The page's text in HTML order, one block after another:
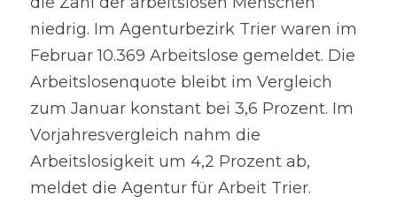
niedrig. Im Agenturbezirk Trier waren im
Februar 10.369 Arbeitslose gemeldet. Die
Arbeitslosenquote bleibt im Vergleich
zum Januar konstant bei 3,6 Prozent. Im
Vorjahresvergleich nahm die
Arbeitslosigkeit um 4,2 Prozent ab,
meldet die Agentur für Arbeit Trier.